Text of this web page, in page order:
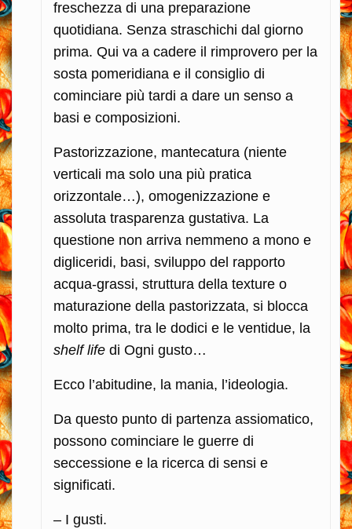
freschezza di una preparazione
quotidiana. Senza straschichi dal giorno
prima. Qui va a cadere il rimprovero per la
sosta pomeridiana e il consiglio di
cominciare più tardi a dare un senso a
basi e composizioni.
Pastorizzazione, mantecatura (niente
verticali ma solo una più pratica
orizzontale…), omogenizzazione e
assoluta trasparenza gustativa. La
questione non arriva nemmeno a mono e
digliceridi, basi, sviluppo del rapporto
acqua-grassi, struttura della texture o
maturazione della pastorizzata, si blocca
molto prima, tra le dodici e le ventidue, la
shelf life di Ogni gusto…
Ecco l’abitudine, la mania, l’ideologia.
Da questo punto di partenza assiomatico,
possono cominciare le guerre di
seccessione e la ricerca di sensi e
significati.
– I gusti.